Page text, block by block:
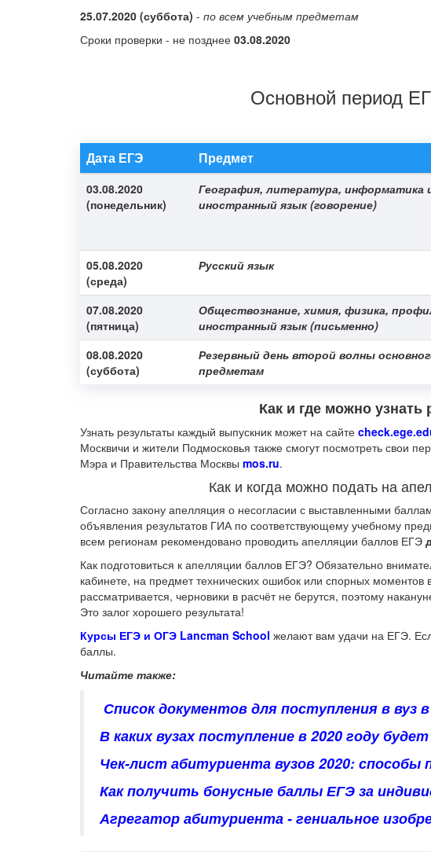
25.07.2020 (суббота) - по всем учебным предметам
Сроки проверки - не позднее 03.08.2020
Основной период
Дата ЕГЭ Предмет
03.08.2020
(понедельник)
География, литература, информатика
иностранный язык (говорение)
05.08.2020
(среда)
Русский язык
07.08.2020
(пятница)
Обществознание, химия, физика,
иностранный язык (письменно)
08.08.2020
(суббота)
Резервный день второй волны
предметам
Как и где можно узнать
Узнать результаты каждый выпускник может на сайте
Москвичи и жители Подмосковья также смогут посмотреть свои
Мэра и Правительства Москвы mos.ru.
Как и когда можно подать на
Согласно закону апелляция о несогласии с выставленными
объявления результатов ГИА по соответствующему учебному
всем регионам рекомендовано проводить апелляции баллов ЕГЭ
Как подготовиться к апелляции баллов ЕГЭ? Обязательно
кабинете, на предмет технических ошибок или спорных
рассматривается, черновики в расчёт не берутся, поэтому
Это залог хорошего результата!
Курсы ЕГЭ и ОГЭ Lancman School желают вам удачи на ЕГЭ.
баллы.
Читайте также:
Список документов для поступления в вуз в
В каких вузах поступление в 2020 году
Чек-лист абитуриента вузов 2020: способы
Как получить бонусные баллы ЕГЭ за
Агрегатор абитуриента - гениальное